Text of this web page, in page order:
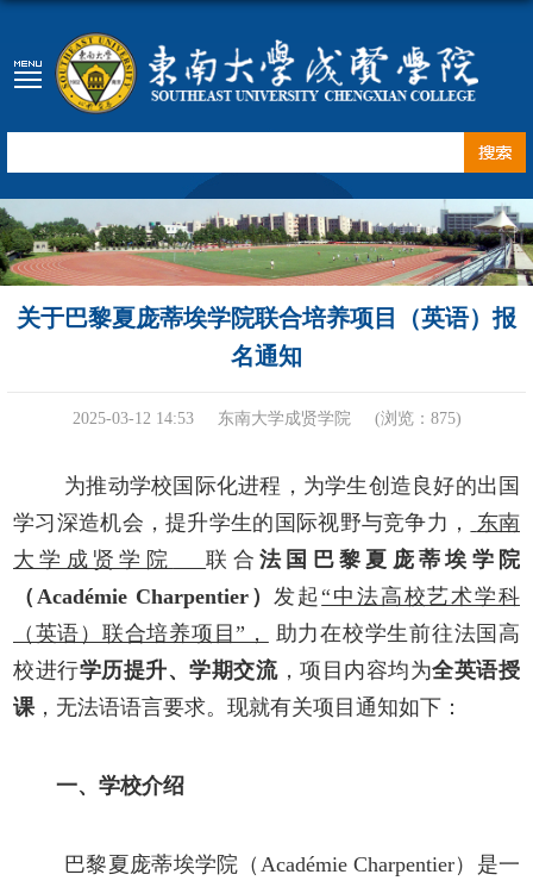
关于巴黎夏庞蒂埃学院联合培养项目（英语）报
名通知
2025-03-12 14:53 东南大学成贤学院 (浏览： 875)
为推动学校国际化进程，为学生创造良好的出国
学习深造机会，提升学生的国际视野与竞争力，
东南
大学成贤学院
联合 法国巴黎夏庞蒂埃学院
（ Académie Charpentier） 发起 “中法高校艺术学科
（英语）联合培养项目”，
助力在校学生前往法国高
校进行学历提升、学期交流，项目内容均为全英语授
课，无法语语言要求。现就有关项目通知如下：
一、 学校介绍
巴黎夏庞蒂埃学院（ Académie Charpentier）是一